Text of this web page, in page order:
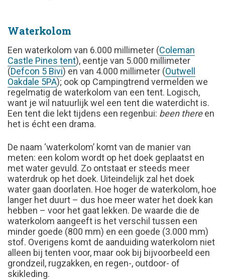
Waterkolom
Een waterkolom van 6.000 millimeter (Coleman
Castle Pines tent), eentje van 5.000 millimeter
(Defcon 5 Bivi) en van 4.000 millimeter (Outwell
Oakdale 5PA); ook op Campingtrend vermelden we
regelmatig de waterkolom van een tent. Logisch,
want je wil natuurlijk wel een tent die waterdicht is.
Een tent die lekt tijdens een regenbui: been thereen
het is écht een drama.
De naam ‘waterkolom’ komt van de manier van
meten: een kolom wordt op het doek geplaatst en
met water gevuld. Zo ontstaat er steeds meer
waterdruk op het doek. Uiteindelijk zal het doek
water gaan doorlaten. Hoe hoger de waterkolom, hoe
langer het duurt – dus hoe meer water het doek kan
hebben – voor het gaat lekken. De waarde die de
waterkolom aangeeft is het verschil tussen een
minder goede (800 mm) en een goede (3.000 mm)
stof. Overigens komt de aanduiding waterkolom niet
alleen bij tenten voor, maar ook bij bijvoorbeeld een
grondzeil, rugzakken, en regen-, outdoor- of
skikleding.